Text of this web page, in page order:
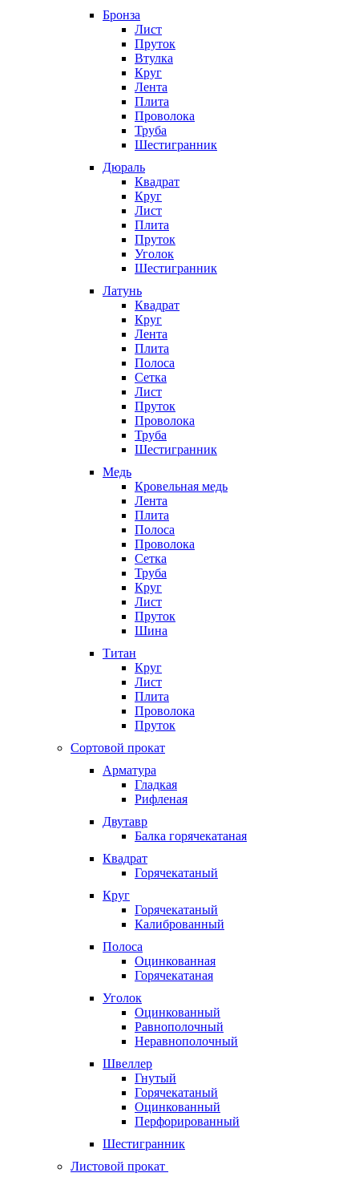
Бронза
Лист
Пруток
Втулка
Круг
Лента
Плита
Проволока
Труба
Шестигранник
Дюраль
Квадрат
Круг
Лист
Плита
Пруток
Уголок
Шестигранник
Латунь
Квадрат
Круг
Лента
Плита
Полоса
Сетка
Лист
Пруток
Проволока
Труба
Шестигранник
Медь
Кровельная медь
Лента
Плита
Полоса
Проволока
Сетка
Труба
Круг
Лист
Пруток
Шина
Титан
Круг
Лист
Плита
Проволока
Пруток
Сортовой прокат
Арматура
Гладкая
Рифленая
Двутавр
Балка горячекатаная
Квадрат
Горячекатаный
Круг
Горячекатаный
Калиброванный
Полоса
Оцинкованная
Горячекатаная
Уголок
Оцинкованный
Равнополочный
Неравнополочный
Швеллер
Гнутый
Горячекатаный
Оцинкованный
Перфорированный
Шестигранник
Листовой прокат